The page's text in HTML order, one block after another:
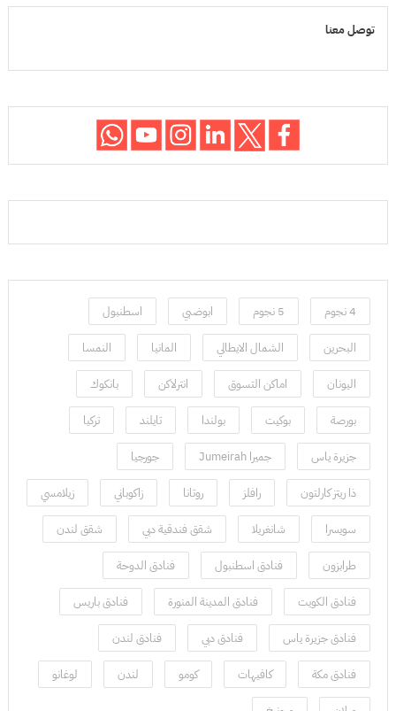
توصل معنا
4 نجوم 5 نجوم ابوضبي اسطنبول
البحرين الشمال الايطالي المانيا النمسا
اليونان اماكن التسوق انترلاكن بانكوك
بورصة بوكيت بولندا تايلند تركيا
جزيرة ياس جميرا Jumeirah جورجيا
ذا ريتز كارلتون رافلز روتانا زاكوباني زيلامسي
سويسرا شانغريلا شقق فندقية دبي شقق لندن
طرابزون فنادق اسطنبول فنادق الدوحة
فنادق الكويت فنادق المدينة المنورة فنادق باريس
فنادق جزيرة ياس فنادق دبي فنادق لندن
فنادق مكة كافيهات كومو لندن لوغانو